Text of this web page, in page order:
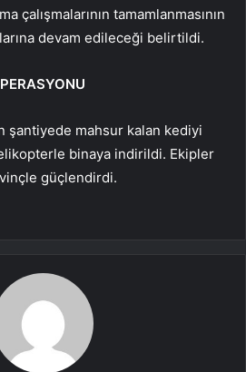
çalışmalarının tamamlanmasının
devam edileceği belirtildi.
şantiyede mahsur kalan kediyi
binaya indirildi. Ekipler
güçlendirdi.